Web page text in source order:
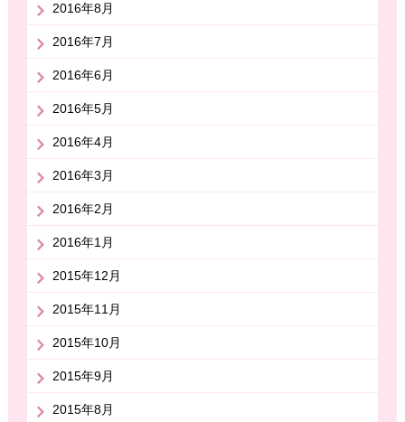
2016年8月
2016年7月
2016年6月
2016年5月
2016年4月
2016年3月
2016年2月
2016年1月
2015年12月
2015年11月
2015年10月
2015年9月
2015年8月